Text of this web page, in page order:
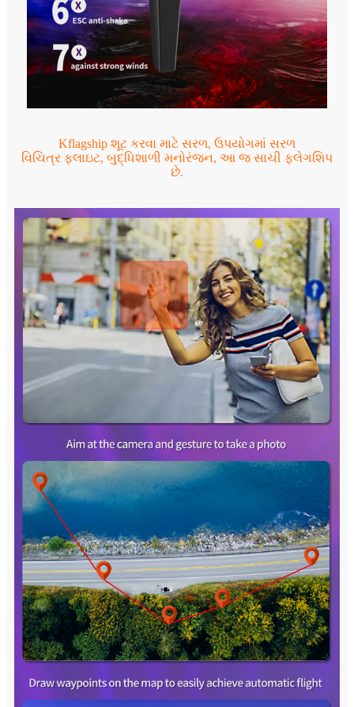
Kflagship શૂટ કરવા માટે સરળ, ઉપયોગમાં સરળ
વિચિત્ર ફ્લાઇટ, બુદ્ધિશાળી મનોરંજન, આ જ સાચી ફ્લેગશિપ
છે.